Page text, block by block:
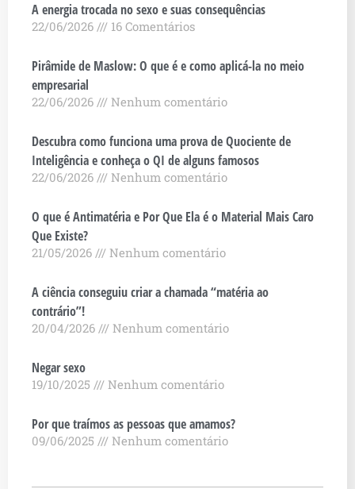
A energia trocada no sexo e suas consequências
22/06/2026 16 Comentários
Pirâmide de Maslow: O que é e como aplicá-la no meio
empresarial
22/06/2026 Nenhum comentário
Descubra como funciona uma prova de Quociente de
Inteligência e conheça o QI de alguns famosos
22/06/2026 Nenhum comentário
O que é Antimatéria e Por Que Ela é o Material Mais Caro
Que Existe?
21/05/2026 Nenhum comentário
A ciência conseguiu criar a chamada “matéria ao
contrário”!
20/04/2026 Nenhum comentário
Negar sexo
19/10/2025 Nenhum comentário
Por que traímos as pessoas que amamos?
09/06/2025 Nenhum comentário